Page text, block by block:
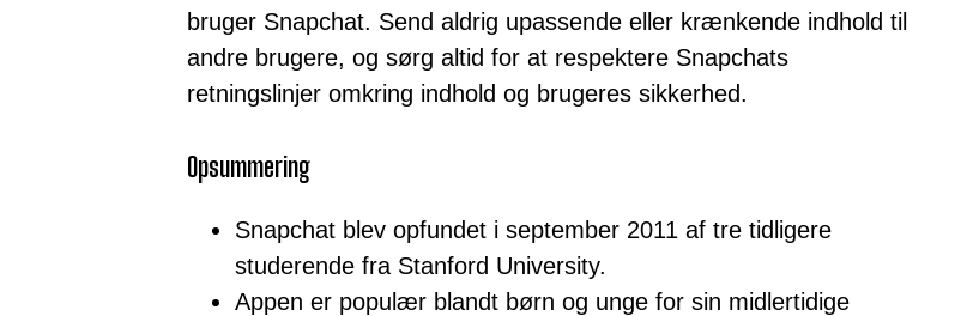
bruger Snapchat. Send aldrig upassende eller krænkende indhold til
andre brugere, og sørg altid for at respektere Snapchats
retningslinjer omkring indhold og brugeres sikkerhed.
Opsummering
Snapchat blev opfundet i september 2011 af tre tidligere
studerende fra Stanford University.
Appen er populær blandt børn og unge for sin midlertidige